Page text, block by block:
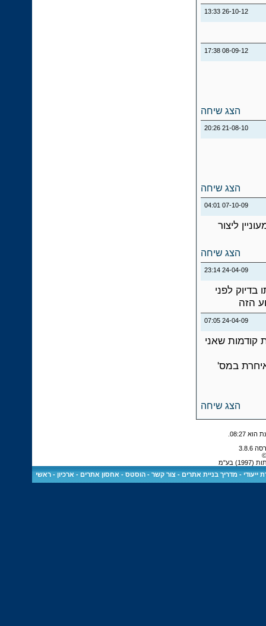
26-10-12
13:33
08-09-12
17:38
הצג שיחה
21-08-10
20:26
הצג שיחה
07-10-09
04:01
ליצור
הצג שיחה
24-04-09
23:14
לפני
הזה
24-04-09
07:05
קודמות שאני
במס'
הצג שיחה
08:27
בע"מ
ייעודי -מדריך בניית אתרים -צור קשר -הוסטס - אחסון אתרים - ארכיון -ראשי